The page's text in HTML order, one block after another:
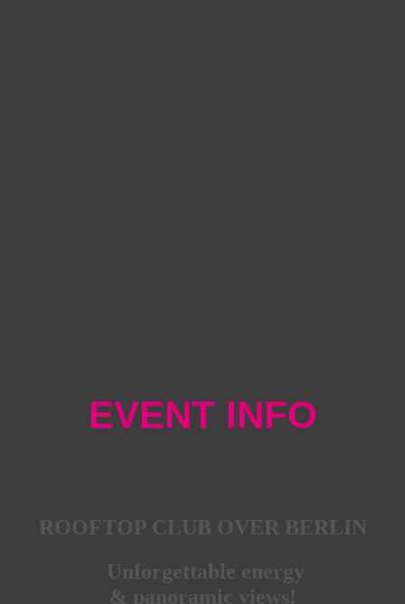
EVENT INFO
ROOFTOP CLUB OVER BERLIN
Unforgettable energy
& panoramic views!